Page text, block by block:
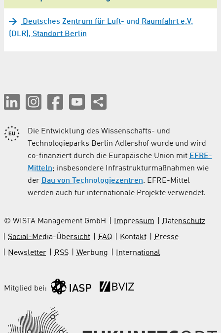
Deutsches Zentrum für Luft- und Raumfahrt e.V.
(DLR), Standort Berlin
Die Entwicklung des Wissenschafts- und
Technologieparks Berlin Adlershof wurde und wird
co-finanziert durch die Europäische Union mit EFRE-
Mitteln; insbesondere Infrastrukturmaßnahmen wie
der Bau von Technologiezentren. EFRE-Mittel
werden auch für internationale Projekte verwendet.
© WISTA Management GmbH Impressum
Datenschutz
Social-Media-Übersicht
FAQ Kontakt
Presse
Newsletter
RSS Werbung International
Mitglied bei: